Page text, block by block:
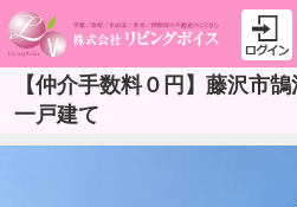
【仲介手数料０円】藤沢市
一戸建て